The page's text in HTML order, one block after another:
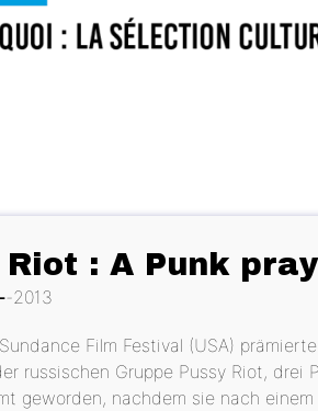
Riot : A Punk
2013
Film Festival (USA)
russischen Gruppe Pussy Riot,
geworden, nachdem sie nach